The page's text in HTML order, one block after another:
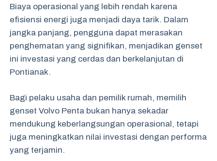
Biaya operasional yang lebih rendah karena
efisiensi energi juga menjadi daya tarik. Dalam
jangka panjang, pengguna dapat merasakan
penghematan yang signifikan, menjadikan genset
ini investasi yang cerdas dan berkelanjutan di
Pontianak.
Bagi pelaku usaha dan pemilik rumah, memilih
genset Volvo Penta bukan hanya sekadar
mendukung keberlangsungan operasional, tetapi
juga meningkatkan nilai investasi dengan performa
yang terjamin.